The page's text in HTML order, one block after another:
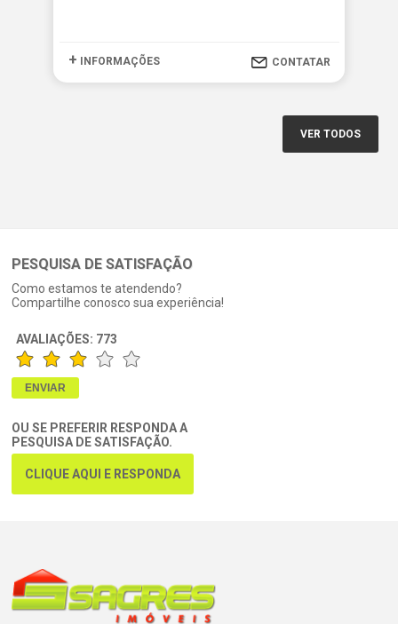
+ INFORMAÇÕES CONTATAR
VER TODOS
PESQUISA DE SATISFAÇÃO
Como estamos te atendendo?
Compartilhe conosco sua experiência!
AVALIAÇÕES: 773
OU SE PREFERIR RESPONDA A
PESQUISA DE SATISFAÇÃO.
CLIQUE AQUI E RESPONDA